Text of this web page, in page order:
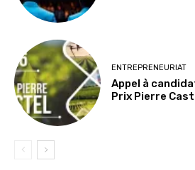
ENTREPRENEURIAT
Appel à
Prix Pierre